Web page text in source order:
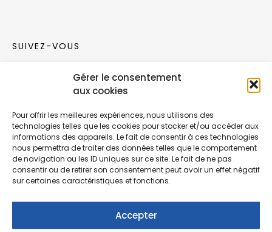
Gérer le consentement
aux cookies
Pour offrir les meilleures expériences, nous utilisons des
technologies telles que les cookies pour stocker et/ou accéder aux
informations des appareils. Le fait de consentir à ces technologies
nous permettra de traiter des données telles que le comportement
de navigation ou les ID uniques sur ce site. Le fait de ne pas
consentir ou de retirer son consentement peut avoir un effet négatif
sur certaines caractéristiques et fonctions.
Accepter
SUIVEZ-VOUS
Rejoignez notre communauté sur les réseaux
Nouvelles collections, vie de l’équipe ou
inspirations : soyez informés de nos dernières
actualités.